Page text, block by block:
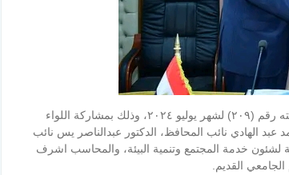
عقد مجلس جامعة سوهاج برئاسة الدكتور حسان النعماني رئيس الجامعة جلسته رقم (٢٠٩) لشهر يوليو ٢٠٢٤، وذلك بمشاركة اللواء
عبد الهادي نائب المحافظ، الدكتور عبدالناصر يس نائب
لشئون خدمة المجتمع وتنمية البيئة، والمحاسب اشرف
القديم.